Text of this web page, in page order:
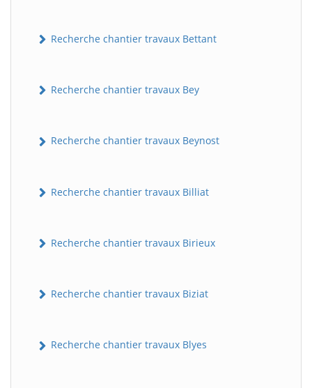
Recherche chantier travaux Bettant
Recherche chantier travaux Bey
Recherche chantier travaux Beynost
Recherche chantier travaux Billiat
Recherche chantier travaux Birieux
Recherche chantier travaux Biziat
Recherche chantier travaux Blyes